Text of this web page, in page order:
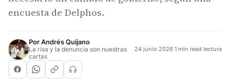
encuesta de Delphos.
PorAndrés Quijano
La risa y la denuncia son nuestras
cartas
24 junio 2026·1 min read lectura